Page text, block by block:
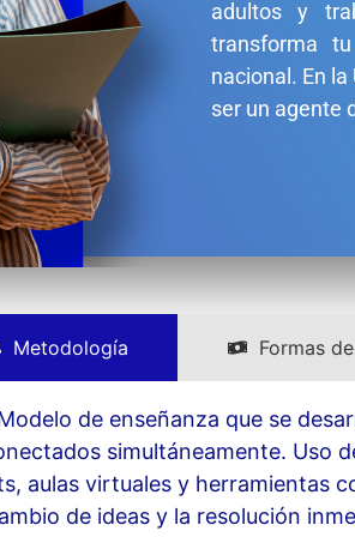
adultos y
transforma
nacional. En
ser un agente
Metodología Formas
de enseñanza que se
simultáneamente. Uso
aulas virtuales y herramientas
de ideas y la resolución